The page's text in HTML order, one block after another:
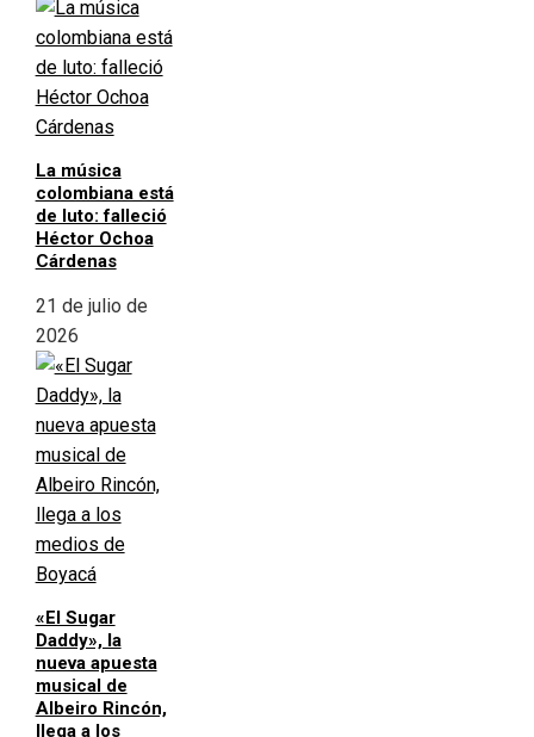
La música
colombiana está
de luto: falleció
Héctor Ochoa
Cárdenas
21 de julio de
2026
«El Sugar
Daddy», la
nueva apuesta
musical de
Albeiro Rincón,
llega a los